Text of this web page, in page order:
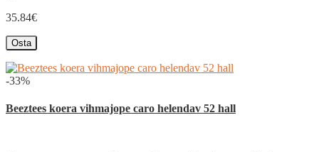
35.84€
Osta
-33%
Beeztees koera vihmajope caro helendav 52 hall